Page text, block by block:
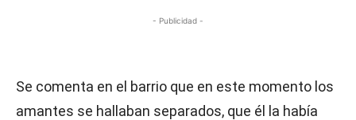
- Publicidad -
Se comenta en el barrio que en este momento los
amantes se hallaban separados, que él la había